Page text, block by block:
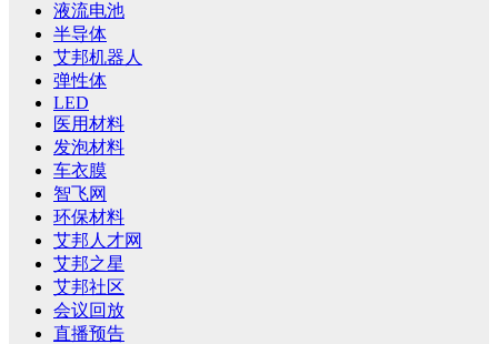
液流电池
半导体
艾邦机器人
弹性体
LED
医用材料
发泡材料
车衣膜
智飞网
环保材料
艾邦人才网
艾邦之星
艾邦社区
会议回放
直播预告